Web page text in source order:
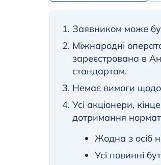
Заявником може
Міжнародні
зареєстрована в
стандартам.
Немає вимоги щодо
Усі акціонери,
дотримання
Жодна з осіб
Усі повинні